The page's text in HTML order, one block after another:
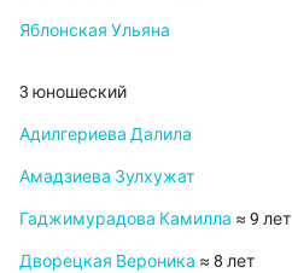
Яблонская Ульяна
3 юношеский
Адилгериева Далила
Амадзиева Зулхужат
Гаджимурадова Камилла ≈ 9 лет
Дворецкая Вероника ≈ 8 лет